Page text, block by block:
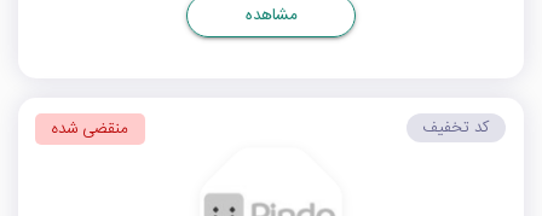
مشاهده
کد تخفیف منقضی شده